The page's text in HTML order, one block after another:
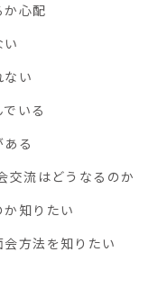
か心配
い
いる
る
交流はどうなるのか
知りたい
方法を知りたい